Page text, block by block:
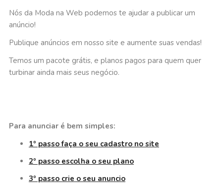
Nós da Moda na Web podemos te ajudar a publicar um
anúncio!
Publique anúncios em nosso site e aumente suas vendas!
Temos um pacote grátis, e planos pagos para quem quer
turbinar ainda mais seus negócio.
Para anunciar é bem simples:
1º passo faça o seu cadastro no site
2º passo escolha o seu plano
3º passo crie o seu anuncio